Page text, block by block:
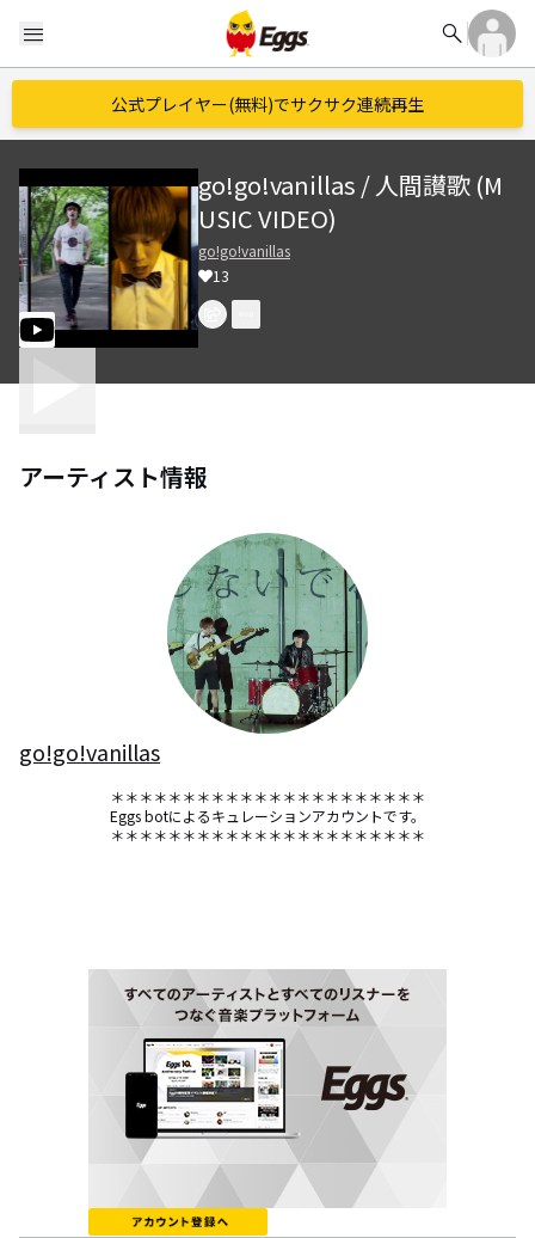
menu search
公式プレイヤー(無料)でサクサク連続再生
go!go!vanillas / 人間讃歌 (M
USIC VIDEO)
go!go!vanillas
13
アーティスト情報
go!go!vanillas
＊＊＊＊＊＊＊＊＊＊＊＊＊＊＊＊＊＊＊＊＊＊
Eggs botによるキュレーションアカウントです。
＊＊＊＊＊＊＊＊＊＊＊＊＊＊＊＊＊＊＊＊＊＊